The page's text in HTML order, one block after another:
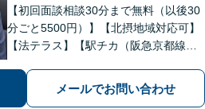
【初回面談相談30分まで無料（以後30
分ごと5500円）】【北摂地域対応可】
【法テラス】【駅チカ（阪急京都線烏
徒歩４分、地下鉄五条駅１番出口徒歩
２分】丁寧にわかりやすく説明。オン
メールでお問い合わせ